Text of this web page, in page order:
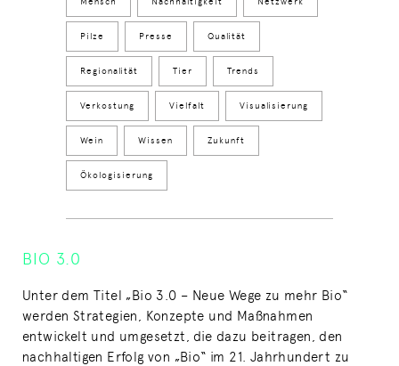
Pilze Presse Qualität
Regionalität Tier Trends
Verkostung Vielfalt Visualisierung
Wein Wissen Zukunft
Ökologisierung
BIO 3.0
Unter dem Titel „Bio 3.0 – Neue Wege zu mehr Bio“
werden Strategien, Konzepte und Maßnahmen
entwickelt und umgesetzt, die dazu beitragen, den
nachhaltigen Erfolg von „Bio“ im 21. Jahrhundert zu